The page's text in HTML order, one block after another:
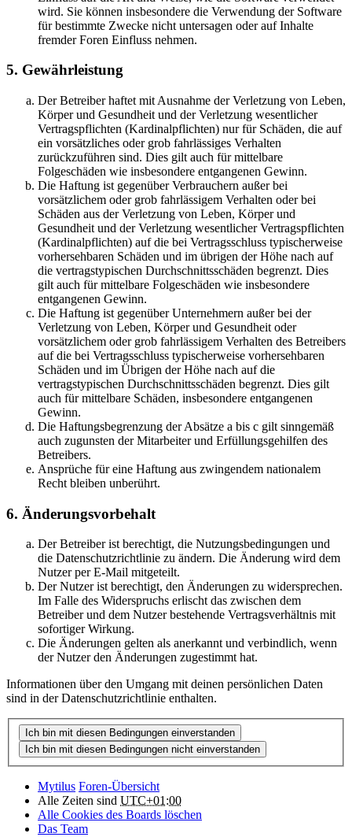
wird. Sie können insbesondere die Verwendung der Software
für bestimmte Zwecke nicht untersagen oder auf Inhalte
fremder Foren Einfluss nehmen.
5. Gewährleistung
Der Betreiber haftet mit Ausnahme der Verletzung von Leben,
Körper und Gesundheit und der Verletzung wesentlicher
Vertragspflichten (Kardinalpflichten) nur für Schäden, die auf
ein vorsätzliches oder grob fahrlässiges Verhalten
zurückzuführen sind. Dies gilt auch für mittelbare
Folgeschäden wie insbesondere entgangenen Gewinn.
Die Haftung ist gegenüber Verbrauchern außer bei
vorsätzlichem oder grob fahrlässigem Verhalten oder bei
Schäden aus der Verletzung von Leben, Körper und
Gesundheit und der Verletzung wesentlicher Vertragspflichten
(Kardinalpflichten) auf die bei Vertragsschluss typischerweise
vorhersehbaren Schäden und im übrigen der Höhe nach auf
die vertragstypischen Durchschnittsschäden begrenzt. Dies
gilt auch für mittelbare Folgeschäden wie insbesondere
entgangenen Gewinn.
Die Haftung ist gegenüber Unternehmern außer bei der
Verletzung von Leben, Körper und Gesundheit oder
vorsätzlichem oder grob fahrlässigem Verhalten des Betreibers
auf die bei Vertragsschluss typischerweise vorhersehbaren
Schäden und im Übrigen der Höhe nach auf die
vertragstypischen Durchschnittsschäden begrenzt. Dies gilt
auch für mittelbare Schäden, insbesondere entgangenen
Gewinn.
Die Haftungsbegrenzung der Absätze a bis c gilt sinngemäß
auch zugunsten der Mitarbeiter und Erfüllungsgehilfen des
Betreibers.
Ansprüche für eine Haftung aus zwingendem nationalem
Recht bleiben unberührt.
6. Änderungsvorbehalt
Der Betreiber ist berechtigt, die Nutzungsbedingungen und
die Datenschutzrichtlinie zu ändern. Die Änderung wird dem
Nutzer per E-Mail mitgeteilt.
Der Nutzer ist berechtigt, den Änderungen zu widersprechen.
Im Falle des Widerspruchs erlischt das zwischen dem
Betreiber und dem Nutzer bestehende Vertragsverhältnis mit
sofortiger Wirkung.
Die Änderungen gelten als anerkannt und verbindlich, wenn
der Nutzer den Änderungen zugestimmt hat.
Informationen über den Umgang mit deinen persönlichen Daten
sind in der Datenschutzrichtlinie enthalten.
Mytilus Foren-Übersicht
Alle Zeiten sind UTC+01:00
Alle Cookies des Boards löschen
Das Team